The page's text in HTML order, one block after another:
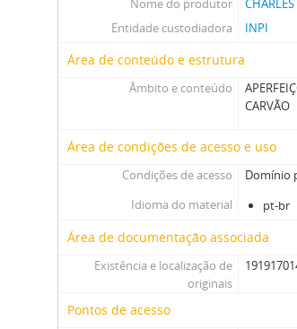
Nome do produtor
Entidade custodiadora
INPI
Área de conteúdo e estrutura
Âmbito e conteúdo
CARVÃO
Área de condições de acesso e uso
Condições de acesso
Domínio
Idioma do material
pt-br
Área de documentação associada
Existência e localização de
originais
Pontos de acesso